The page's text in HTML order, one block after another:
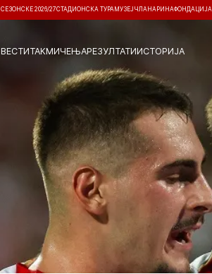
СЕЗОНСКЕ 2026/27СТАДИОНСКА ТУРА МУЗЕЈ ЧЛАНАРИНАФОНДАЦИЈА
ВЕСТИТАКМИЧЕЊАРЕЗУЛТАТИИСТОРИЈА